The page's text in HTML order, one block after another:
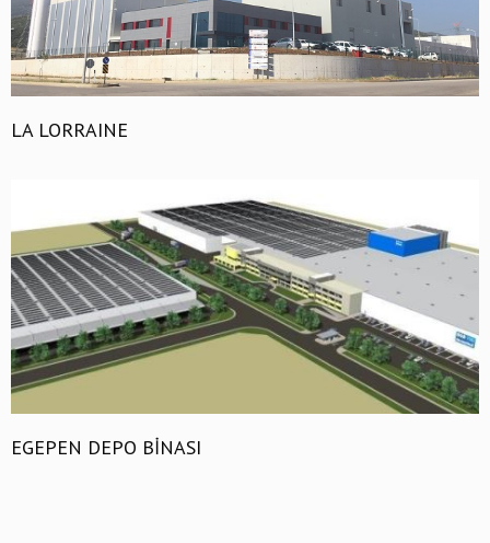
LA LORRAINE
EGEPEN DEPO BİNASI